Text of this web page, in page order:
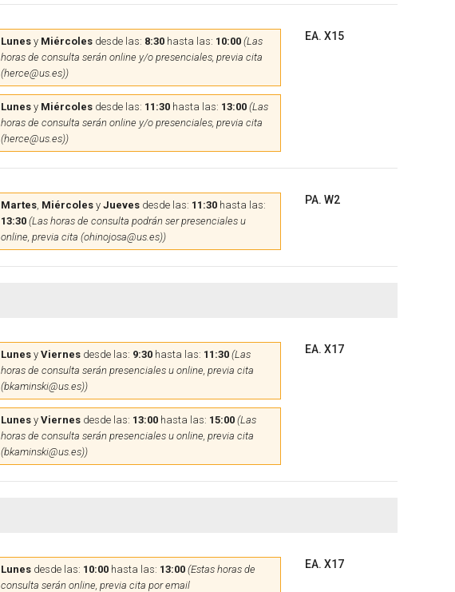
Lunesy Miércolesdesde las: 8:30hasta las: 10:00 (Las
horas de consulta serán online y/o presenciales, previa cita
(herce@us.es))
Lunesy Miércolesdesde las: 11:30hasta las: 13:00 (Las
horas de consulta serán online y/o presenciales, previa cita
(herce@us.es))
EA. X15
Martes, Miércolesy Juevesdesde las: 11:30hasta las:
13:30 (Las horas de consulta podrán ser presenciales u
online, previa cita (ohinojosa@us.es))
PA. W2
Lunesy Viernesdesde las: 9:30hasta las: 11:30 (Las
horas de consulta serán presenciales u online, previa cita
(bkaminski@us.es))
Lunesy Viernesdesde las: 13:00hasta las: 15:00 (Las
horas de consulta serán presenciales u online, previa cita
(bkaminski@us.es))
EA. X17
Lunesdesde las: 10:00hasta las: 13:00 (Estas horas de
consulta serán online, previa cita por email
EA. X17